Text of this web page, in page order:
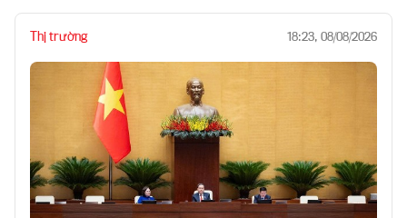
Thị trường 18:23, 08/08/2026